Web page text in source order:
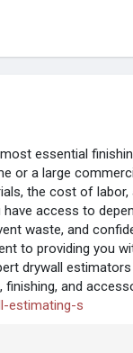
essential
or a large
the cost of labor,
access to
waste, and
to providing you
drywall
and
estimating-s